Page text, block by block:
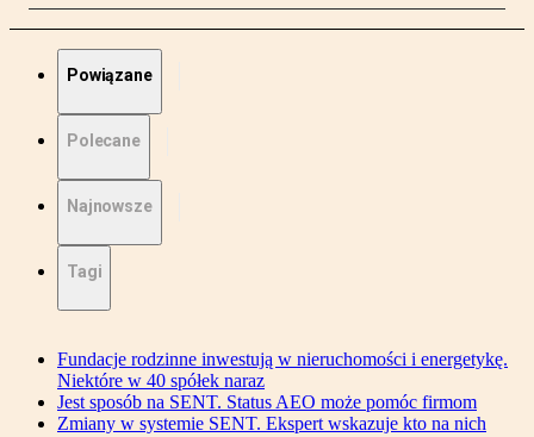
Powiązane
Polecane
Najnowsze
Tagi
Fundacje rodzinne inwestują w nieruchomości i energetykę.
Niektóre w 40 spółek naraz
Jest sposób na SENT. Status AEO może pomóc firmom
Zmiany w systemie SENT. Ekspert wskazuje kto na nich